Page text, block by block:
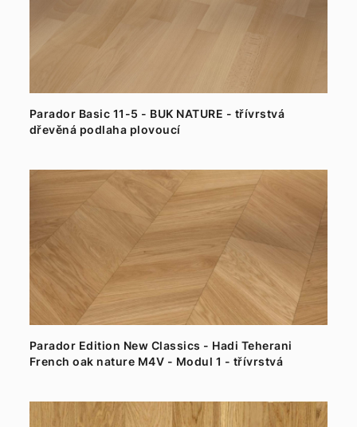
Parador Basic 11-5 - BUK NATURE - třívrstvá
dřevěná podlaha plovoucí
Parador Edition New Classics - Hadi Teherani
French oak nature M4V - Modul 1 - třívrstvá